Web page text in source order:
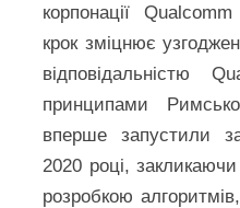
корпонації
крок зміцнює
відповідальністю
принципами
вперше запустили
2020 році,
розробкою